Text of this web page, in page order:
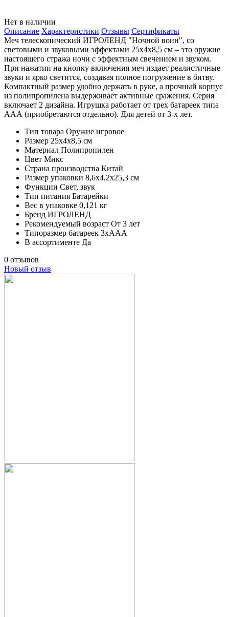
Нет в наличии
Описание Характеристики Отзывы Сертификаты
Меч телескопический ИГРОЛЕНД "Ночной воин", со
световыми и звуковыми эффектами 25х4х8,5 см – это оружие
настоящего стража ночи с эффектным свечением и звуком.
При нажатии на кнопку включения меч издает реалистичные
звуки и ярко светится, создавая полное погружение в битву.
Компактный размер удобно держать в руке, а прочный корпус
из полипропилена выдерживает активные сражения. Серия
включает 2 дизайна. Игрушка работает от трех батареек типа
ААА (приобретаются отдельно). Для детей от 3-х лет.
Тип товара Оружие игровое
Размер 25х4х8,5 см
Материал Полипропилен
Цвет Микс
Страна производства Китай
Размер упаковки 8,6х4,2х25,3 см
Функции Свет, звук
Тип питания Батарейки
Вес в упаковке 0,121 кг
Бренд ИГРОЛЕНД
Рекомендуемый возраст От 3 лет
Типоразмер батареек 3хААА
В ассортименте Да
0 отзывов
Новый отзыв